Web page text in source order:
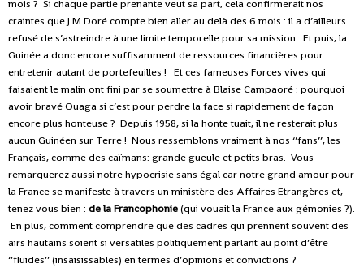
mois ? Si chaque partie prenante veut sa part, cela confirmerait nos
craintes que J.M.Doré compte bien aller au delà des 6 mois : il a d’ailleurs
refusé de s’astreindre à une limite temporelle pour sa mission. Et puis, la
Guinée a donc encore suffisamment de ressources financières pour
entretenir autant de portefeuilles ! Et ces fameuses Forces vives qui
faisaient le malin ont fini par se soumettre à Blaise Campaoré : pourquoi
avoir bravé Ouaga si c’est pour perdre la face si rapidement de façon
encore plus honteuse ? Depuis 1958, si la honte tuait, il ne resterait plus
aucun Guinéen sur Terre ! Nous ressemblons vraiment à nos ‘’fans’’, les
Français, comme des caïmans: grande gueule et petits bras. Vous
remarquerez aussi notre hypocrisie sans égal car notre grand amour pour
la France se manifeste à travers un ministère des Affaires Etrangères et,
tenez vous bien : de la Francophonie(qui vouait la France aux gémonies ?).
En plus, comment comprendre que des cadres qui prennent souvent des
airs hautains soient si versatiles politiquement parlant au point d’être
‘’fluides’’ (insaisissables) en termes d’opinions et convictions ?